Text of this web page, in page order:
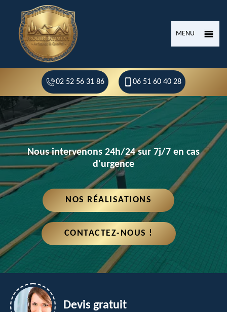
MENU
02 52 56 31 86 06 51 60 40 28
Nous intervenons 24h/24 sur 7j/7 en cas
d'urgence
NOS RÉALISATIONS
CONTACTEZ-NOUS !
Devis gratuit